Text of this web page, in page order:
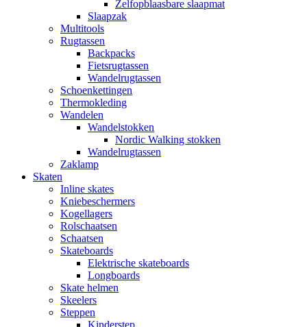
Zelfopblaasbare slaapmat
Slaapzak
Multitools
Rugtassen
Backpacks
Fietsrugtassen
Wandelrugtassen
Schoenkettingen
Thermokleding
Wandelen
Wandelstokken
Nordic Walking stokken
Wandelrugtassen
Zaklamp
Skaten
Inline skates
Kniebeschermers
Kogellagers
Rolschaatsen
Schaatsen
Skateboards
Elektrische skateboards
Longboards
Skate helmen
Skeelers
Steppen
Kinderstep